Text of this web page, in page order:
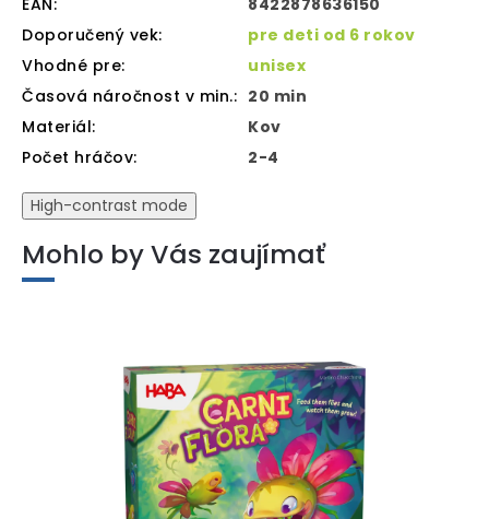
EAN:
8422878636150
Doporučený vek:
pre deti od 6 rokov
Vhodné pre:
unisex
Časová náročnost v min.: 20 min
Materiál:
Kov
Počet hráčov: 2-4
High-contrast mode
Mohlo by Vás zaujímať